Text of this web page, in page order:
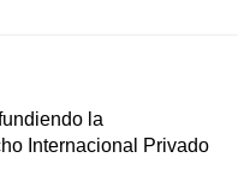
la
Internacional Privado